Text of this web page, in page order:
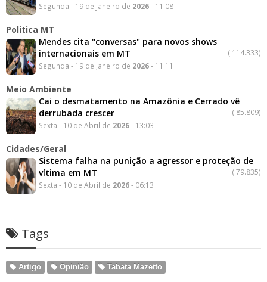
Segunda - 19 de Janeiro de 2026- 11:08
Politica MT
Mendes cita "conversas" para novos shows
internacionais em MT
( 114.333)
Segunda - 19 de Janeiro de 2026- 11:11
Meio Ambiente
Cai o desmatamento na Amazônia e Cerrado vê
derrubada crescer
( 85.809)
Sexta - 10 de Abril de 2026- 13:03
Cidades/Geral
Sistema falha na punição a agressor e proteção de
vítima em MT
(79.835)
Sexta - 10 de Abril de 2026- 06:13
Tags
Artigo Opinião Tabata Mazetto